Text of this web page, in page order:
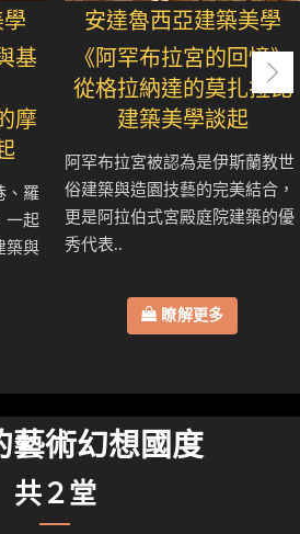
基
摩
、羅
一起
築與
安達魯西亞建築美學
《阿罕布拉宮的回憶》
從格拉納達的莫扎拉比
建築美學談起
阿罕布拉宮被認為是伊斯蘭教世
俗建築與造園技藝的完美結合，
更是阿拉伯式宮殿庭院建築的優
秀代表..
瞭解更多
藝術幻想國度
２堂